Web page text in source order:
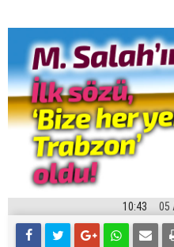
10:43 05